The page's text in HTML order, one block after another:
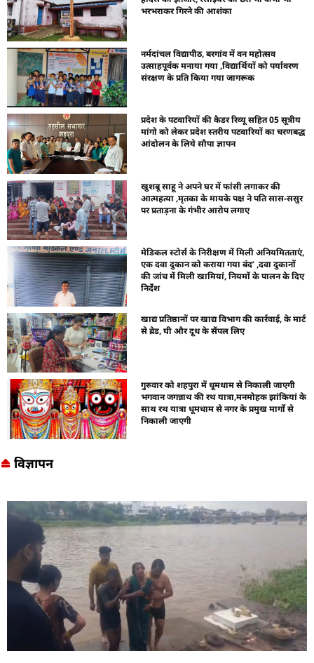
भरभराकर गिरने की आशंका
नर्मदांचल विद्यापीठ, बरगांव में वन महोत्सव
उत्साहपूर्वक मनाया गया ,विद्यार्थियों को पर्यावरण
संरक्षण के प्रति किया गया जागरूक
प्रदेश के पटवारियों की कैडर रिव्यू सहित 05 सूत्रीय
मांगो को लेकर प्रदेश स्तरीय पटवारियों का चरणबद्ध
आंदोलन के लिये सौपा ज्ञापन
खुशबू साहू ने अपने घर में फांसी लगाकर की
आत्महत्या ,मृतका के मायके पक्ष ने पति सास-ससुर
पर प्रताड़ना के गंभीर आरोप लगाए
मेडिकल स्टोर्स के निरीक्षण में मिली अनियमितताएं,
एक दवा दुकान को कराया गया बंद’ ,दवा दुकानों
की जांच में मिली खामियां, नियमों के पालन के दिए
निर्देश
खाद्य प्रतिष्ठानों पर खाद्य विभाग की कार्रवाई, के मार्ट
से ब्रेड, घी और दूध के सैंपल लिए
गुरुवार को शहपुरा में धूमधाम से निकाली जाएगी
भगवान जगन्नाथ की रथ यात्रा,मनमोहक झांकियां के
साथ रथ यात्रा धूमधाम से नगर के प्रमुख मार्गो से
निकाली जाएगी
विज्ञापन